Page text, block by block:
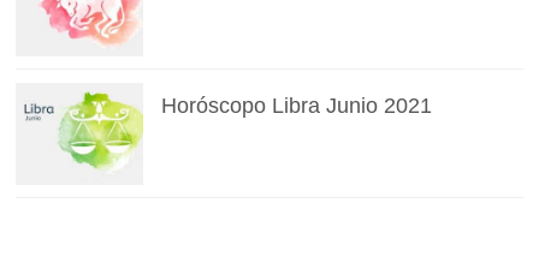
Horóscopo Libra Junio 2021